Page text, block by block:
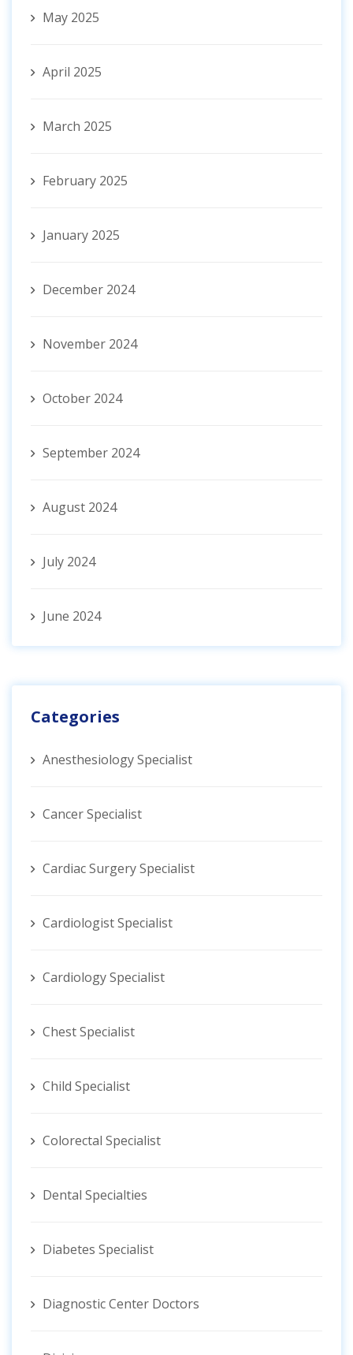
May 2025
April 2025
March 2025
February 2025
January 2025
December 2024
November 2024
October 2024
September 2024
August 2024
July 2024
June 2024
Categories
Anesthesiology Specialist
Cancer Specialist
Cardiac Surgery Specialist
Cardiologist Specialist
Cardiology Specialist
Chest Specialist
Child Specialist
Colorectal Specialist
Dental Specialties
Diabetes Specialist
Diagnostic Center Doctors